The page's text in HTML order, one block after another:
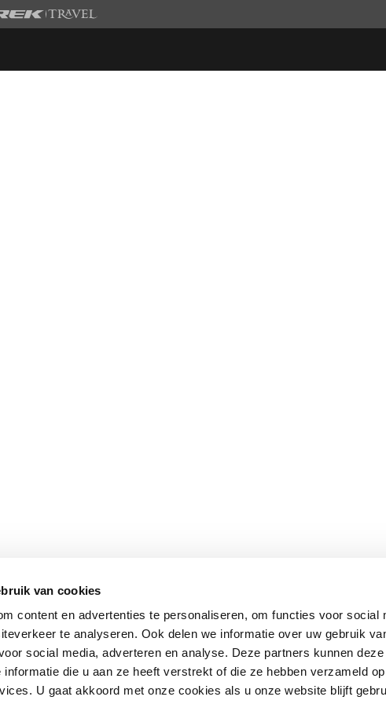
van cookies
content en advertenties te personaliseren, om functies voor social
te analyseren. Ook delen we informatie over uw gebruik
social media, adverteren en analyse. Deze partners kunnen deze
informatie die u aan ze heeft verstrekt of die ze hebben verzameld
U gaat akkoord met onze cookies als u onze website blijft